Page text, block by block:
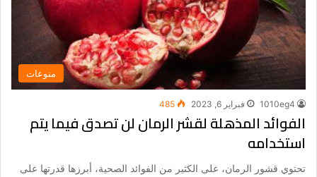
منوعات
1010eg4 فبراير 6, 2023 485
الفوائد المذهلة لقشر الرمان لن تصدق فيما يتم
استخدامه
تحتوي قشور الرمان، على الكثير من الفوائد الصحية، أبرزها قدرتها على